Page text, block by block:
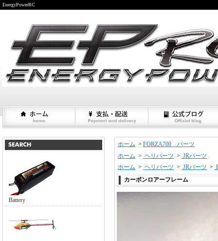
EnergyPowerRC
Battery
ホーム > FORZA700 パーツ
ホーム > ヘリパーツ > JRパーツ
ホーム > ヘリパーツ > JRパーツ >
カーボンロアーフレーム